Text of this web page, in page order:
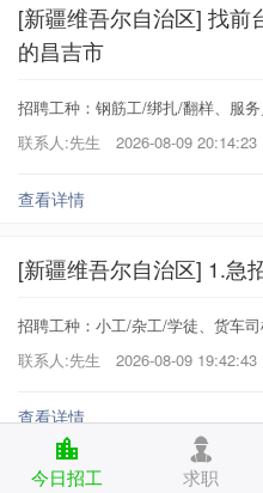
[新疆维吾尔自治区] 找前
的昌吉市
招聘工种：钢筋工/绑扎/翻样、服
联系人:先生
2026-08-09 20:14:23
查看详情
[新疆维吾尔自治区] 1.急
招聘工种：小工/杂工/学徒、货车
联系人:先生
2026-08-09 19:42:43
查看详情
[新疆维吾尔自治区] 乌鲁
今日招工 求职